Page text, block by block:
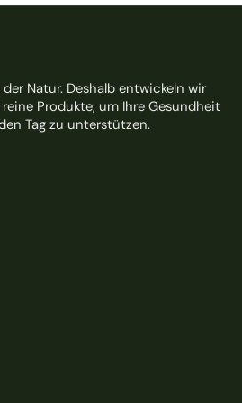
Natur. Deshalb entwickeln wir
Produkte, um Ihre Gesundheit
Tag zu unterstützen.